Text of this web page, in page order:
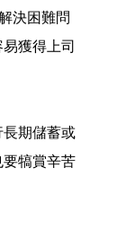
決困難問
獲得上司
期儲蓄或
犒賞辛苦